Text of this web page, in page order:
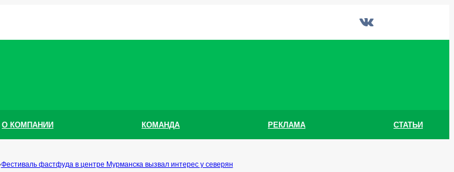
О КОМПАНИИ КОМАНДА РЕКЛАМА СТАТЬИ
Фестиваль фастфуда в центре Мурманска вызвал интерес у северян